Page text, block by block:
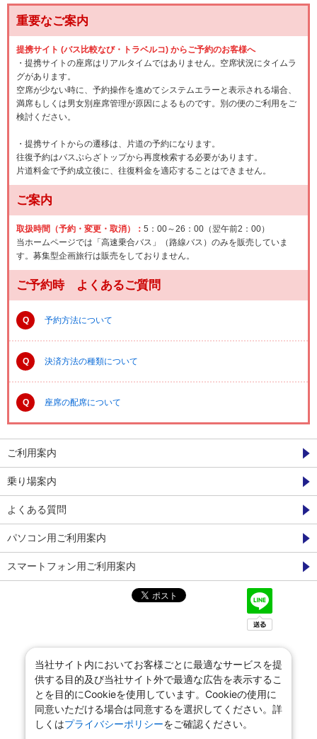
重要なご案内
提携サイト (バス比較なび・トラベルコ) からご予約のお客様へ
・提携サイトの座席はリアルタイムではありません。空席状況にタイムラ
グがあります。
空席が少ない時に、予約操作を進めてシステムエラーと表示される場合、
満席もしくは男女別座席管理が原因によるものです。別の便のご利用をご
検討ください。
・提携サイトからの遷移は、片道の予約になります。
往復予約はバスぷらざトップから再度検索する必要があります。
片道料金で予約成立後に、往復料金を適応することはできません。
ご案内
取扱時間（予約・変更・取消）： 5：00～26：00（翌午前2：00）
当ホームページでは「高速乗合バス」（路線バス）のみを販売していま
す。募集型企画旅行は販売をしておりません。
ご予約時 よくあるご質問
Q 予約方法について
Q 決済方法の種類について
Q 座席の配席について
ご利用案内
乗り場案内
よくある質問
パソコン用ご利用案内
スマートフォン用ご利用案内
当社サイト内においてお客様ごとに最適なサービスを提
供する目的及び当社サイト外で最適な広告を表示するこ
とを目的にCookieを使用しています。Cookieの使用に
同意いただける場合は同意するを選択してください。詳
しくはプライバシーポリシーをご確認ください。